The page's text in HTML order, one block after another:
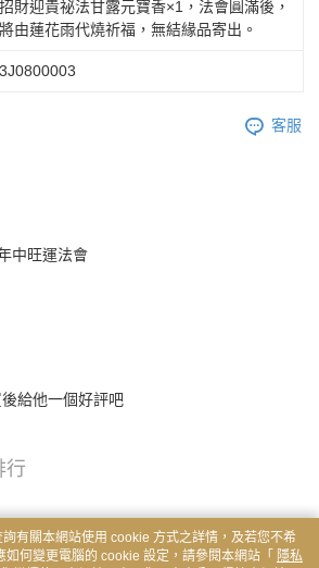
招財迎貴祕法甘露元寶香×1，法會圓滿後，
將由蓮花雨代燒祈福，無結緣品寄出。
3J0800003
客服
中旺運法會
給他一個好評吧
行
有關本網站使用 cookie 方式之詳情，及若您不希
何變更電腦的 cookie 設定，請參閱本網站「 隱私